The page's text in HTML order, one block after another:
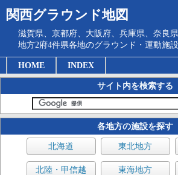
関西グラウンド地図
滋賀県、京都府、大阪府、兵庫県、奈良
地方2府4件県各地のグラウンド・運動施設
HOME INDEX
サイト内を検索する
各地方の施設を探す
北海道 東北地方
北陸・甲信越 東海地方